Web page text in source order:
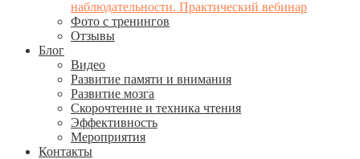
наблюдательности. Практический вебинар
Фото с тренингов
Отзывы
Блог
Видео
Развитие памяти и внимания
Развитие мозга
Скорочтение и техника чтения
Эффективность
Мероприятия
Контакты